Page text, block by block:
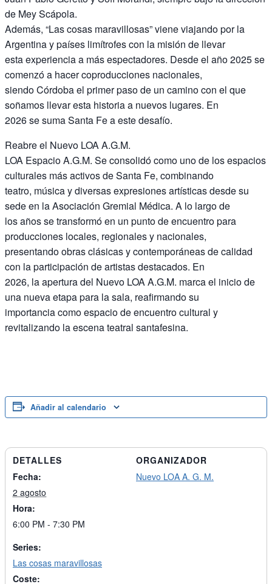
de Mey Scápola.
Además, “Las cosas maravillosas” viene viajando por la
Argentina y países limítrofes con la misión de llevar
esta experiencia a más espectadores. Desde el año 2025 se
comenzó a hacer coproducciones nacionales,
siendo Córdoba el primer paso de un camino con el que
soñamos llevar esta historia a nuevos lugares. En
2026 se suma Santa Fe a este desafío.
Reabre el Nuevo LOA A.G.M.
LOA Espacio A.G.M. Se consolidó como uno de los espacios
culturales más activos de Santa Fe, combinando
teatro, música y diversas expresiones artísticas desde su
sede en la Asociación Gremial Médica. A lo largo de
los años se transformó en un punto de encuentro para
producciones locales, regionales y nacionales,
presentando obras clásicas y contemporáneas de calidad
con la participación de artistas destacados. En
2026, la apertura del Nuevo LOA A.G.M. marca el inicio de
una nueva etapa para la sala, reafirmando su
importancia como espacio de encuentro cultural y
revitalizando la escena teatral santafesina.
Añadir al calendario
DETALLES
Fecha:
2 agosto
Hora:
6:00 PM - 7:30 PM
Series:
Las cosas maravillosas
Coste:
ORGANIZADOR
Nuevo LOA A. G. M.